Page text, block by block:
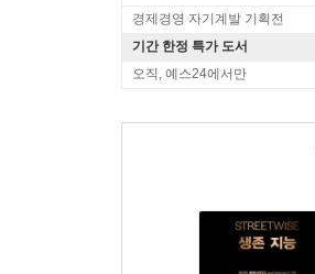
경제경영 자기계발 기획전
기간 한정 특가 도서
오직, 예스24에서만